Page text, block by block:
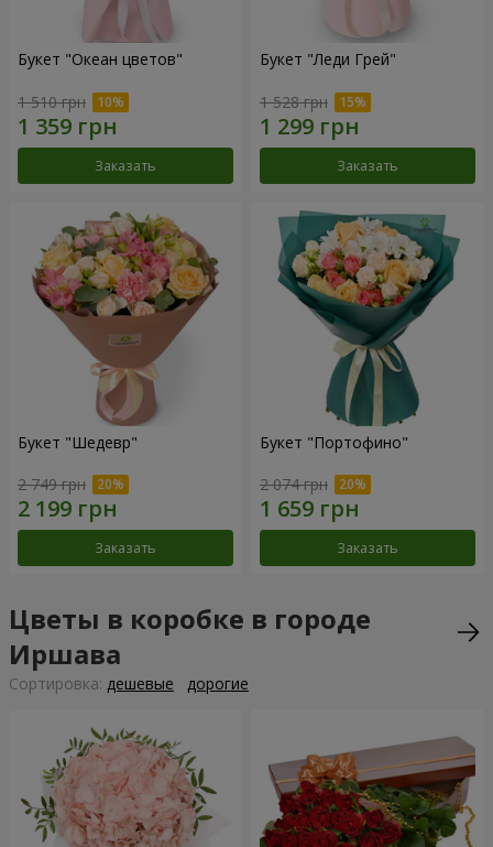
Букет "Океан цветов"
1 510 грн
Заказать
Букет "Леди Грей"
1 528 грн
Заказать
Букет "Шедевр"
2 749 грн
Заказать
Букет "Портофино"
2 074 грн
Заказать
Цветы в коробке в городе
Иршава
Cортировка: дешевые дорогие